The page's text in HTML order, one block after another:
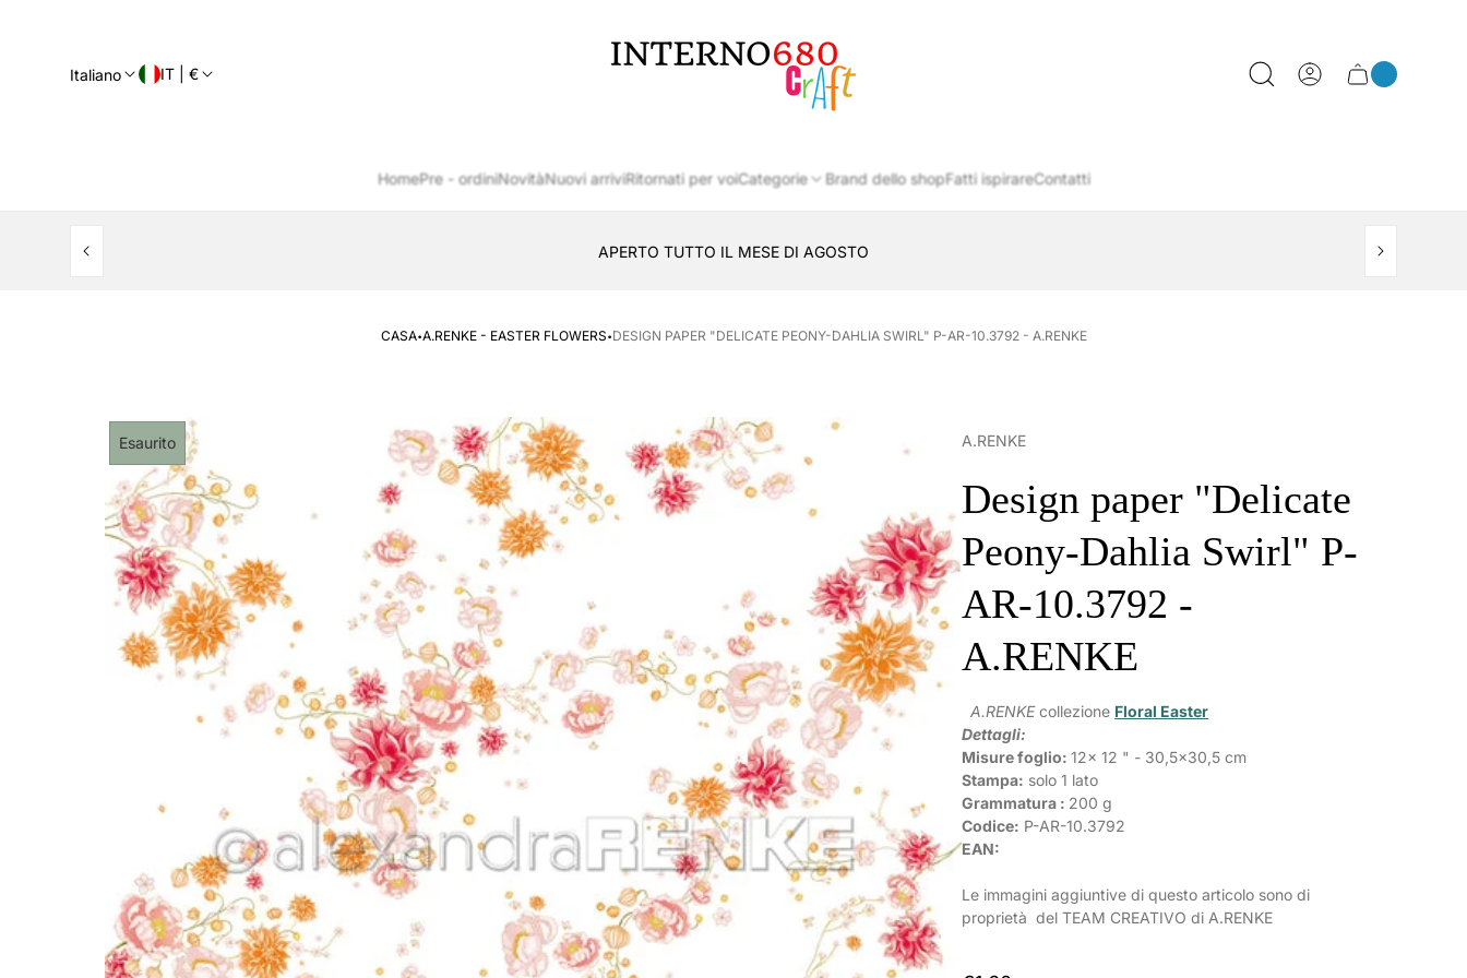
Italiano IT | €
del
negozio
CassettoConteggio
articoli
HomePre - ordiniNovitàNuovi arriviRitornati per voiCategorie Brand dello shopFatti ispirareContatti
CONSEGNA AL LOCKER INPOST
CASA·A.RENKE - EASTER FLOWERS·DESIGN PAPER "DELICATE PEONY-DAHLIA SWIRL" P-AR-10.3792 - A.RENKE
Etichetta
prodotto:
Esaurito A.RENKE
Design paper "Delicate
Peony-Dahlia Swirl" P-
AR-10.3792 -
A.RENKE
A.RENKE collezione Floral Easter
Dettagli:
Misure foglio: 12x 12 " - 30,5x30,5 cm
Stampa: solo 1 lato
Grammatura : 200 g
Codice: P-AR-10.3792
EAN:
Le immagini aggiuntive di questo articolo sono di
proprietà del TEAM CREATIVO di A.RENKE